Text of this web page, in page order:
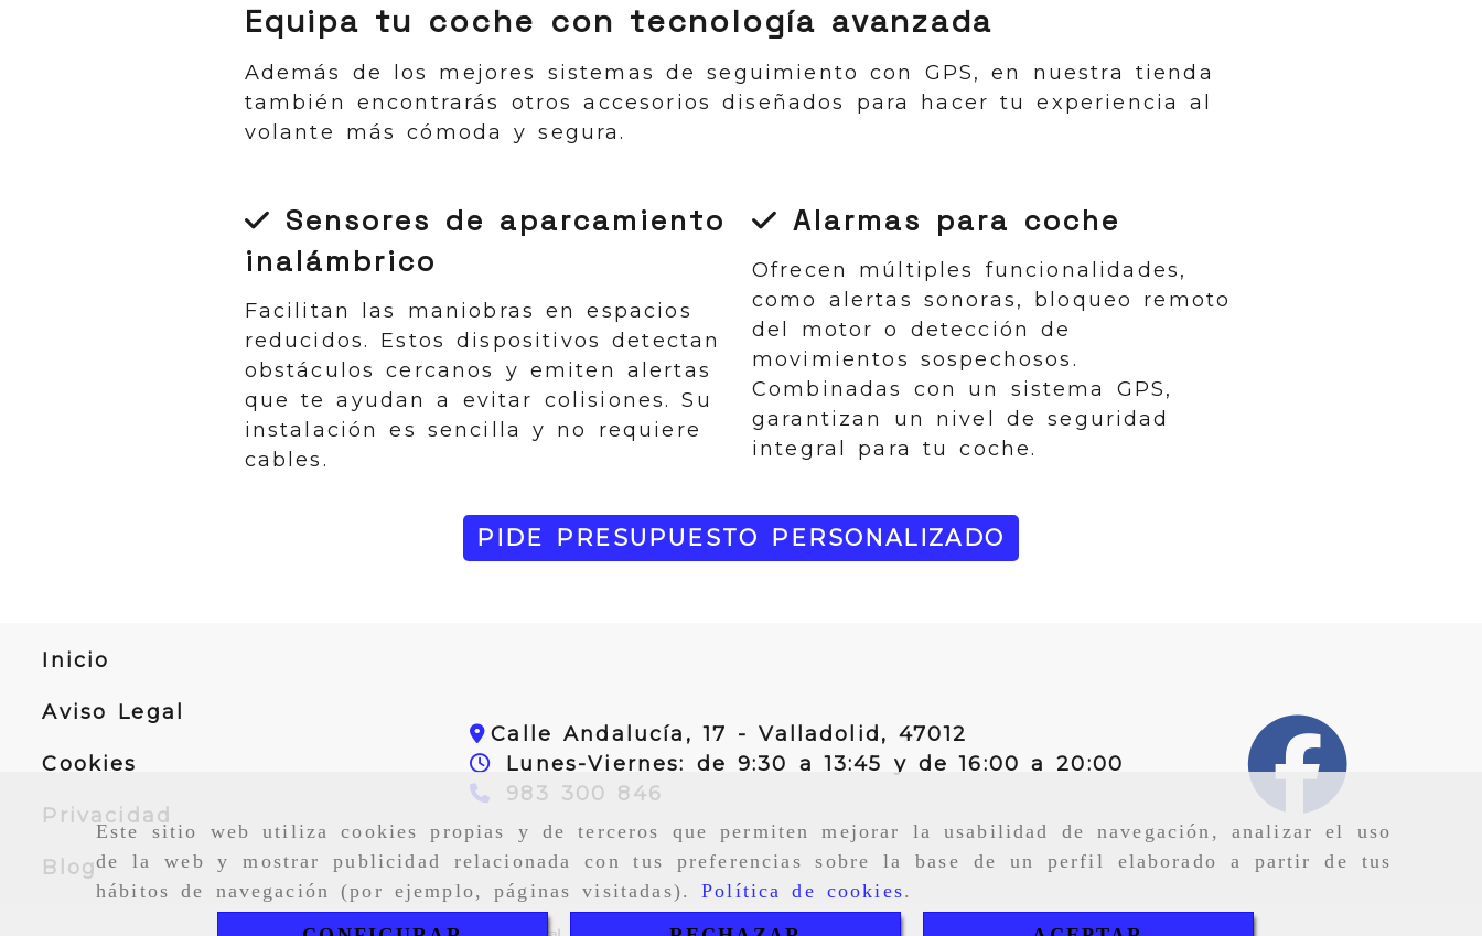
Este sitio web utiliza cookies propias y de terceros que permiten mejorar la usabilidad de navegación, analizar el uso
de la web y mostrar publicidad relacionada con tus preferencias sobre la base de un perfil elaborado a partir de tus
hábitos de navegación (por ejemplo, páginas visitadas).Política de cookies.
Equipa tu coche con tecnología avanzada
Además de los mejores sistemas de seguimiento con GPS, en nuestra tienda
también encontrarás otros accesorios diseñados para hacer tu experiencia al
volante más cómoda y segura.
Sensores de aparcamiento
inalámbrico
Facilitan las maniobras en espacios
reducidos. Estos dispositivos detectan
obstáculos cercanos y emiten alertas
que te ayudan a evitar colisiones. Su
instalación es sencilla y no requiere
cables.
Alarmas para coche
Ofrecen múltiples funcionalidades,
como alertas sonoras, bloqueo remoto
del motor o detección de
movimientos sospechosos.
Combinadas con un sistema GPS,
garantizan un nivel de seguridad
integral para tu coche.
PIDE PRESUPUESTO PERSONALIZADO
Inicio
Aviso Legal
Cookies
Privacidad
Blog
Calle Andalucía, 17 -Valladolid,47012
Lunes-Viernes: de 9:30 a 13:45 y de 16:00 a 20:00
983 300 846